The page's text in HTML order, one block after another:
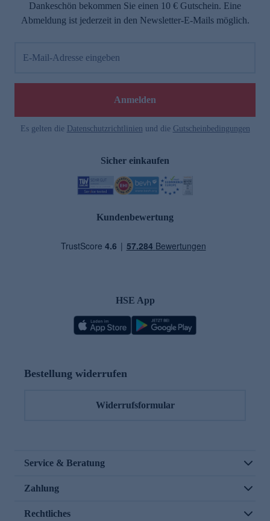
Dankeschön bekommen Sie einen 10 € Gutschein. Eine
Abmeldung ist jederzeit in den Newsletter-E-Mails möglich.
E-Mail-Adresse eingeben
Anmelden
Es gelten die Datenschutzrichtlinien und die Gutscheinbedingungen
Sicher einkaufen
Kundenbewertung
HSE App
Bestellung widerrufen
Widerrufsformular
Service & Beratung
Zahlung
Rechtliches